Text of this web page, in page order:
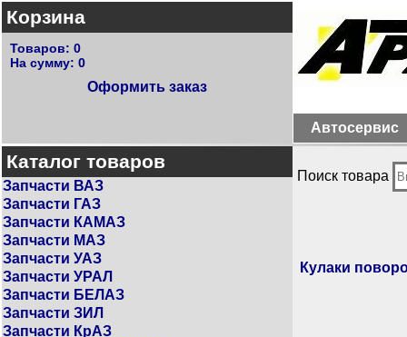
Корзина
Товаров: 0
На сумму: 0
Оформить заказ
Автосервис
Каталог товаров
Запчасти ВАЗ
Запчасти ГАЗ
Запчасти КАМАЗ
Запчасти МАЗ
Запчасти УАЗ
Запчасти УРАЛ
Запчасти БЕЛАЗ
Запчасти ЗИЛ
Запчасти КрАЗ
Поиск товара
Кулаки